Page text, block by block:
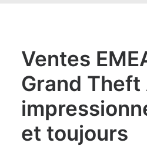
Ventes
Grand Theft
et toujours